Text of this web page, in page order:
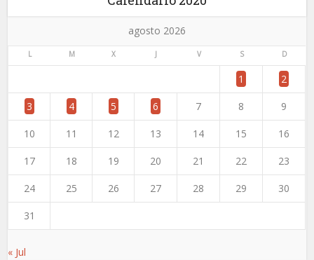
agosto 2026
L M X J V S D
1 2
3 4 5 6 7 8 9
10 11 12 13 14 15 16
17 18 19 20 21 22 23
24 25 26 27 28 29 30
31
« Jul